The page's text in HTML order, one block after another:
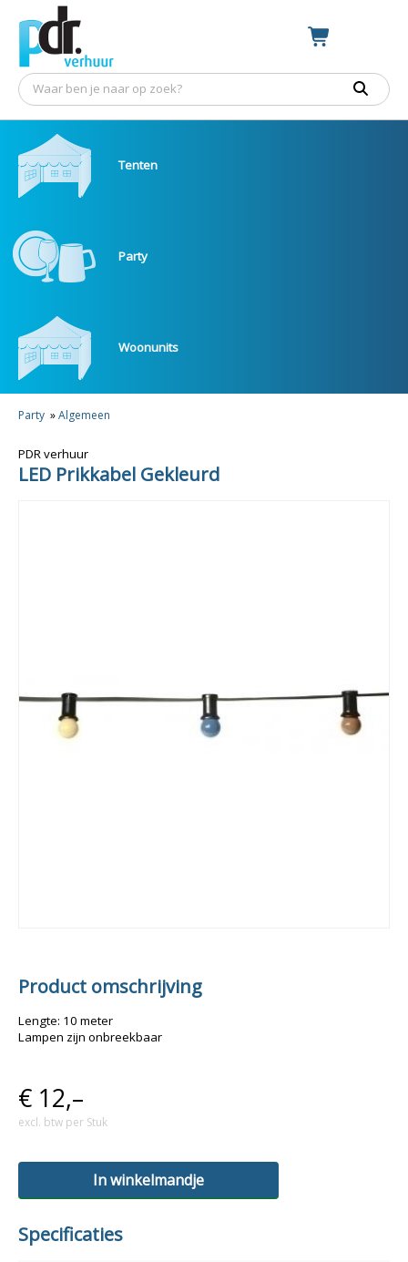
Tenten
Party
Woonunits
Party »Algemeen
PDR verhuur
LED Prikkabel Gekleurd
Product omschrijving
Lengte: 10 meter
Lampen zijn onbreekbaar
€ 12,–
excl. btw per Stuk
In winkelmandje
Specificaties